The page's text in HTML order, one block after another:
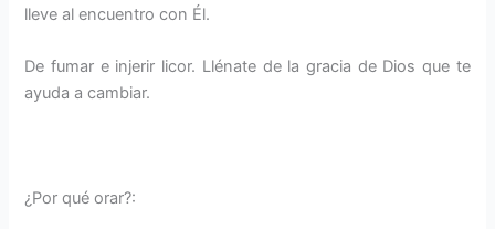
lleve al encuentro con Él.
De fumar e injerir licor. Llénate de la gracia de Dios que te
ayuda a cambiar.
¿Por qué orar?: